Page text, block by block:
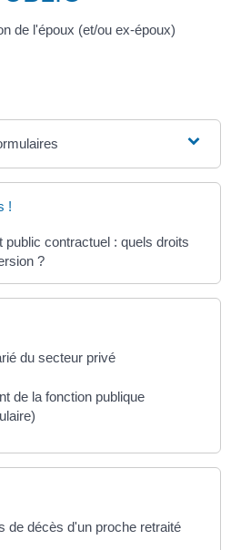
de l'époux (et/ou ex-époux)
!
public contractuel : quels droits
?
du secteur privé
de la fonction publique
de décès d'un proche retraité